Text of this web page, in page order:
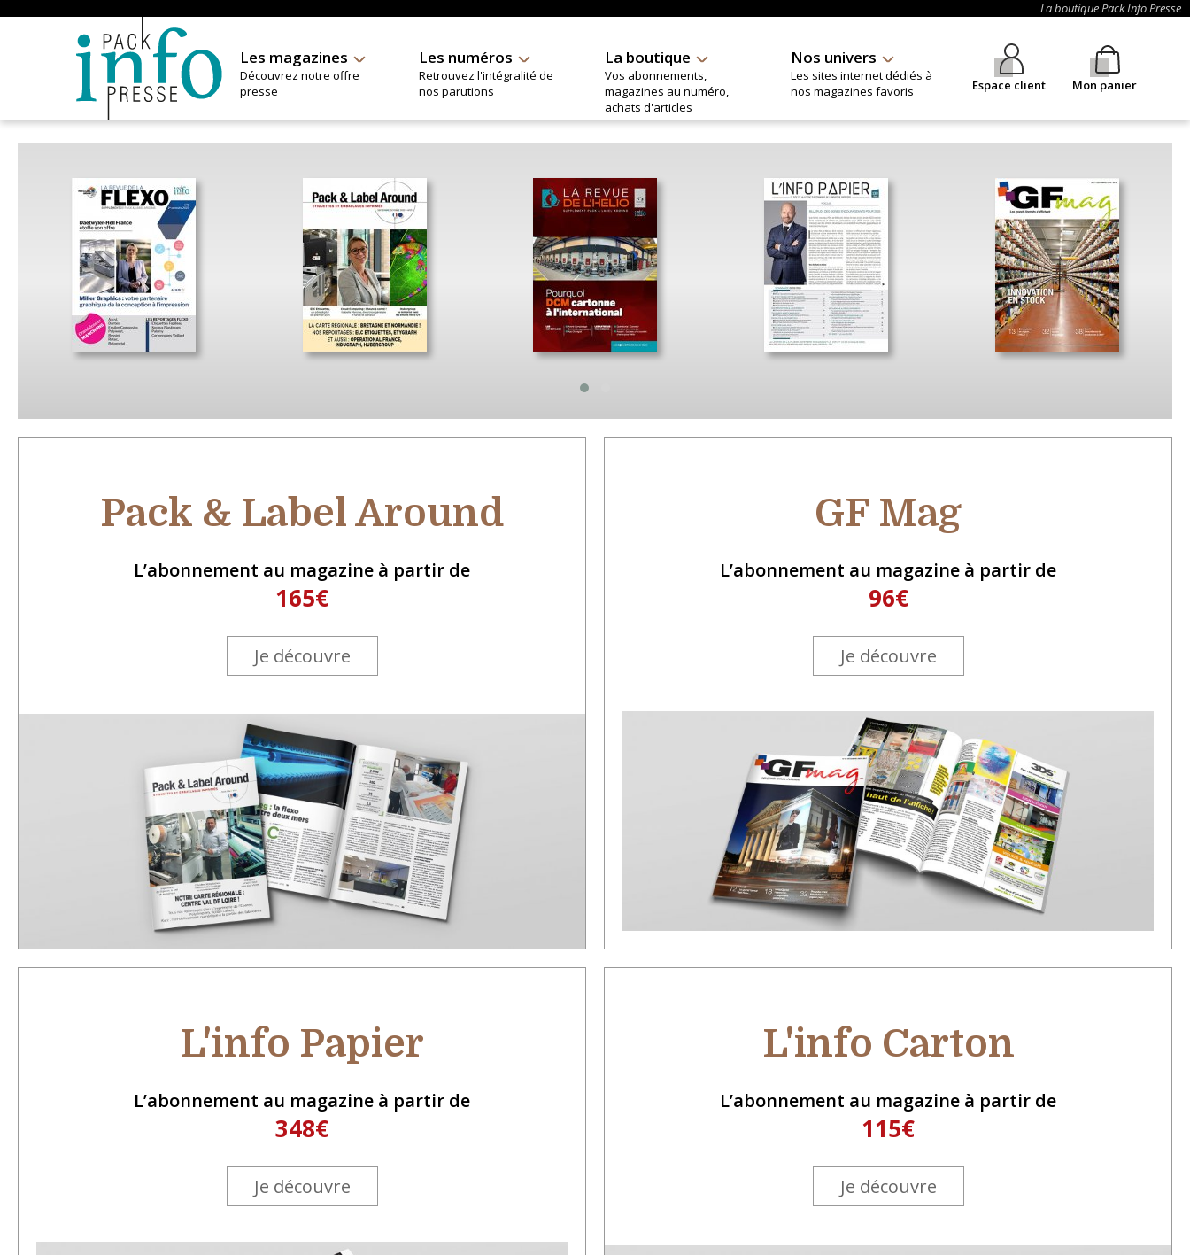
La boutique Pack Info Presse
Les magazines
Découvrez notre offre
presse
Les numéros
Retrouvez l'intégralité de
nos parutions
La boutique
Vos abonnements,
magazines au numéro,
achats d'articles
Nos univers
Les sites internet dédiés à
nos magazines favoris
Espace client Mon panier
Pack & Label Around
L’abonnement au magazine à partir de
165€
Je découvre
GF Mag
L’abonnement au magazine à partir de
96€
Je découvre
L'info Papier
L’abonnement au magazine à partir de
348€
Je découvre
L'info Carton
L’abonnement au magazine à partir de
115€
Je découvre